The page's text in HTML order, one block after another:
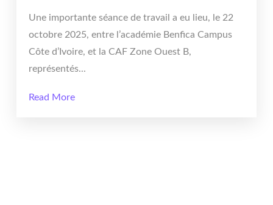
Une importante séance de travail a eu lieu, le 22
octobre 2025, entre l’académie Benfica Campus
Côte d’Ivoire, et la CAF Zone Ouest B,
représentés...
Read More